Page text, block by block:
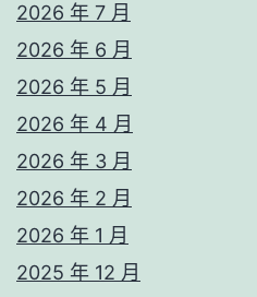
2026 年 7 月
2026 年 6 月
2026 年 5 月
2026 年 4 月
2026 年 3 月
2026 年 2 月
2026 年 1 月
2025 年 12 月